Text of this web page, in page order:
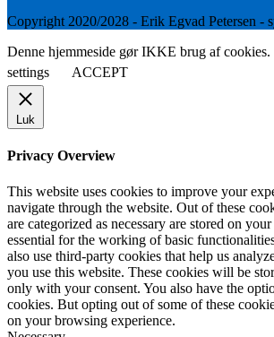
Copyright 2020/2028 - Erik Egvad Petersen -
Denne hjemmeside gør IKKE brug af cookies.
settings
ACCEPT
Luk
Privacy Overview
This website uses cookies to improve your
navigate through the website. Out of these
are categorized as necessary are stored on
essential for the working of basic
also use third-party cookies that help us
you use this website. These cookies will be
only with your consent. You also have the
cookies. But opting out of some of these
on your browsing experience.